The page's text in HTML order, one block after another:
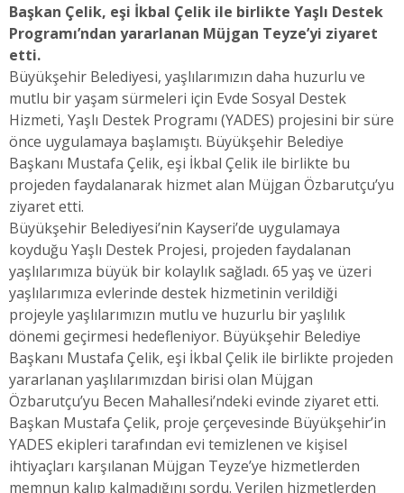
Başkan Çelik, eşi İkbal Çelik ile birlikte Yaşlı Destek
Programı’ndan yararlanan Müjgan Teyze’yi ziyaret
etti.
Büyükşehir Belediyesi, yaşlılarımızın daha huzurlu ve
mutlu bir yaşam sürmeleri için Evde Sosyal Destek
Hizmeti, Yaşlı Destek Programı (YADES) projesini bir süre
önce uygulamaya başlamıştı. Büyükşehir Belediye
Başkanı Mustafa Çelik, eşi İkbal Çelik ile birlikte bu
projeden faydalanarak hizmet alan Müjgan Özbarutçu’yu
ziyaret etti.
Büyükşehir Belediyesi’nin Kayseri’de uygulamaya
koyduğu Yaşlı Destek Projesi, projeden faydalanan
yaşlılarımıza büyük bir kolaylık sağladı. 65 yaş ve üzeri
yaşlılarımıza evlerinde destek hizmetinin verildiği
projeyle yaşlılarımızın mutlu ve huzurlu bir yaşlılık
dönemi geçirmesi hedefleniyor. Büyükşehir Belediye
Başkanı Mustafa Çelik, eşi İkbal Çelik ile birlikte projeden
yararlanan yaşlılarımızdan birisi olan Müjgan
Özbarutçu’yu Becen Mahallesi’ndeki evinde ziyaret etti.
Başkan Mustafa Çelik, proje çerçevesinde Büyükşehir’in
YADES ekipleri tarafından evi temizlenen ve kişisel
ihtiyaçları karşılanan Müjgan Teyze’ye hizmetlerden
memnun kalıp kalmadığını sordu. Verilen hizmetlerden